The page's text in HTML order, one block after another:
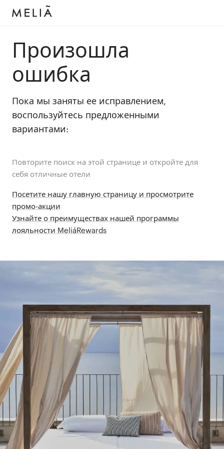
Произошла
ошибка
Пока мы заняты ее исправлением,
воспользуйтесь предложенными
вариантами:
Повторите поиск на этой странице и откройте для
себя отличные отели
Посетите нашу главную страницу и просмотрите
промо-акции
Узнайте о преимуществах нашей программы
лояльности MeliáRewards